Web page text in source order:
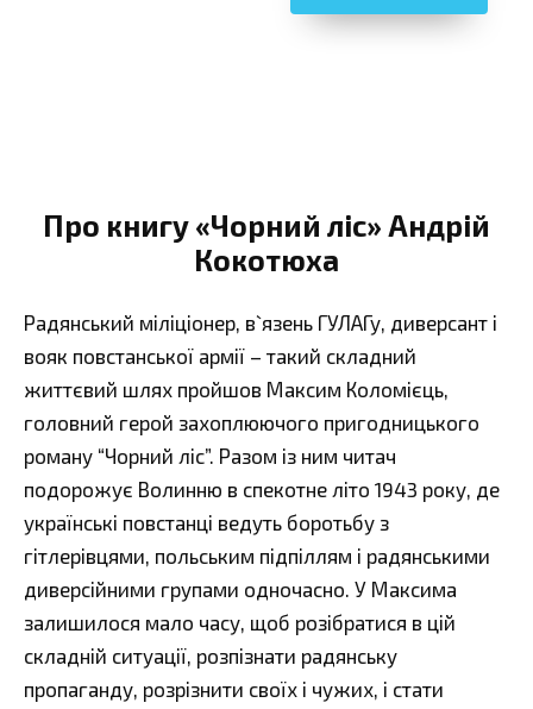
Про книгу «Чорний ліс» Андрій
Кокотюха
Радянський міліціонер, в`язень ГУЛАГу, диверсант і
вояк повстанської армії – такий складний
життєвий шлях пройшов Максим Коломієць,
головний герой захоплюючого пригодницького
роману “Чорний ліс”. Разом із ним читач
подорожує Волинню в спекотне літо 1943 року, де
українські повстанці ведуть боротьбу з
гітлерівцями, польським підпіллям і радянськими
диверсійними групами одночасно. У Максима
залишилося мало часу, щоб розібратися в цій
складній ситуації, розпізнати радянську
пропаганду, розрізнити своїх і чужих, і стати